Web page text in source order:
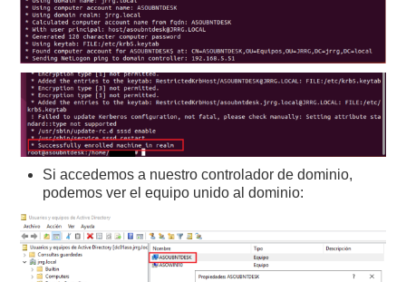
Si accedemos a nuestro controlador de dominio,
podemos ver el equipo unido al dominio: